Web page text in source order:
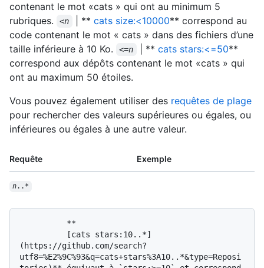
contenant le mot «cats » qui ont au minimum 5
rubriques.
<n | ** cats size:<10000** correspond au
code contenant le mot « cats » dans des fichiers d’une
taille inférieure à 10 Ko.
<=n | ** cats stars:<=50**
correspond aux dépôts contenant le mot «cats » qui
ont au maximum 50 étoiles.
Vous pouvez également utiliser des requêtes de plage
pour rechercher des valeurs supérieures ou égales, ou
inférieures ou égales à une autre valeur.
Requête Exemple
n..*
(https://github.com/search?
utf8=%E2%9C%93&q=cats+stars%3A10..*&type=Reposi